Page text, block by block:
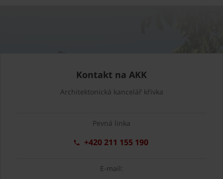
Kontakt na AKK
Architektonická kancelář křivka
Pevná linka
+420 211 155 190
E-mail: